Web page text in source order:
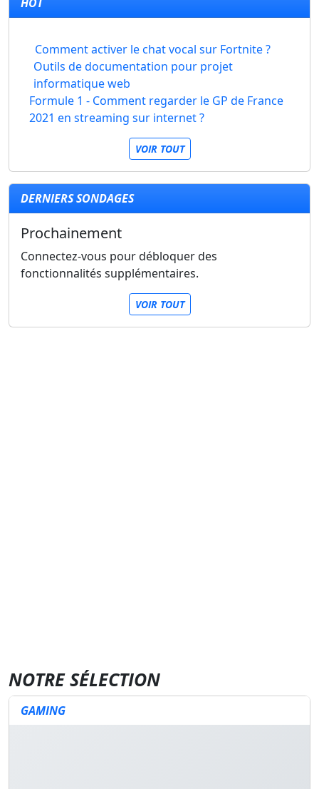
Comment activer le chat vocal sur Fortnite ?
Outils de documentation pour projet
informatique web
Formule 1 - Comment regarder le GP de France
2021 en streaming sur internet ?
VOIR TOUT
DERNIERS SONDAGES
Prochainement
Connectez-vous pour débloquer des
fonctionnalités supplémentaires.
VOIR TOUT
NOTRE SÉLECTION
GAMING